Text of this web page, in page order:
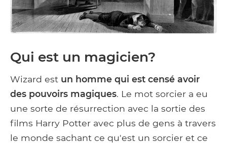
Qui est un magicien?
Wizard est un homme qui est censé avoir
des pouvoirs magiques. Le mot sorcier a eu
une sorte de résurrection avec la sortie des
films Harry Potter avec plus de gens à travers
le monde sachant ce qu'est un sorcier et ce